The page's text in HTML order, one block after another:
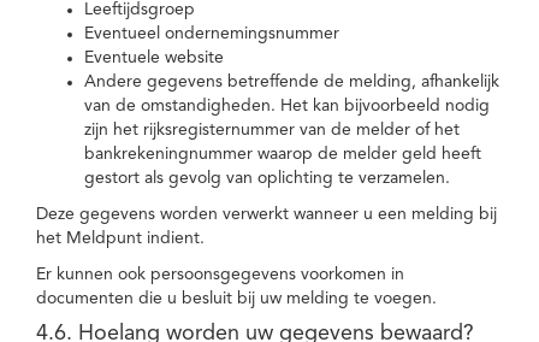
Leeftijdsgroep
Eventueel ondernemingsnummer
Eventuele website
Andere gegevens betreffende de melding, afhankelijk
van de omstandigheden. Het kan bijvoorbeeld nodig
zijn het rijksregisternummer van de melder of het
bankrekeningnummer waarop de melder geld heeft
gestort als gevolg van oplichting te verzamelen.
Deze gegevens worden verwerkt wanneer u een melding bij
het Meldpunt indient.
Er kunnen ook persoonsgegevens voorkomen in
documenten die u besluit bij uw melding te voegen.
4.6. Hoelang worden uw gegevens bewaard?